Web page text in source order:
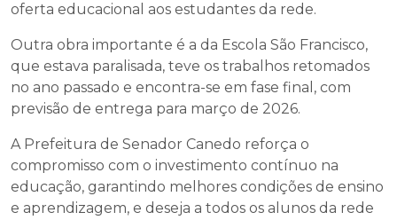
oferta educacional aos estudantes da rede.
Outra obra importante é a da Escola São Francisco,
que estava paralisada, teve os trabalhos retomados
no ano passado e encontra-se em fase final, com
previsão de entrega para março de 2026.
A Prefeitura de Senador Canedo reforça o
compromisso com o investimento contínuo na
educação, garantindo melhores condições de ensino
e aprendizagem, e deseja a todos os alunos da rede